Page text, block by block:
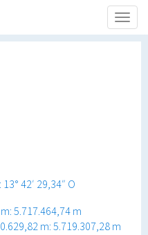
13° 42′ 29,34″ O
5.717.464,74 m
m: 5.719.307,28 m